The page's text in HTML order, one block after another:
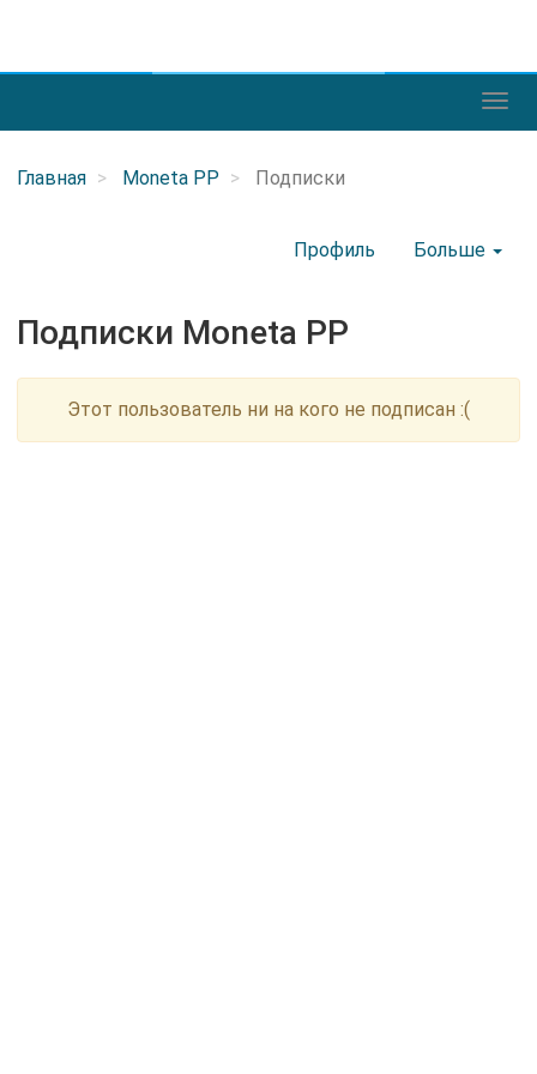
Главная Moneta PP Подписки
Профиль Больше
Подписки Moneta PP
Этот пользователь ни на кого не подписан :(